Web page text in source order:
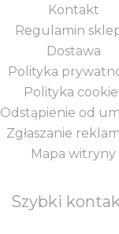
Kontakt
Regulamin
Dostawa
Polityka
Polityka
Odstąpienie od
Zgłaszanie
Mapa witryny
Szybki